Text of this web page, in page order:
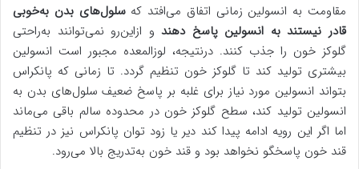
مقاومت به انسولین زمانی اتفاق می‌افتد کهسلول‌های بدن به‌خوبی
قادر نیستند به انسولین پاسخ دهندو ازاین‌رو نمی‌توانند به‌راحتی
گلوکز خون را جذب کنند. درنتیجه، لوزالمعده مجبور است انسولین
بیشتری تولید کند تا گلوکز خون تنظیم گردد. تا زمانی که پانکراس
بتواند انسولین مورد نیاز برای غلبه بر پاسخ ضعیف سلول‌های بدن به
انسولین تولید کند، سطح گلوکز خون در محدوده سالم باقی می‌ماند
اما اگر این رویه ادامه پیدا کند دیر یا زود توان پانکراس نیز در تنظیم
قند خون پاسخگو نخواهد بود و قند خون به‌تدریج بالا می‌رود.